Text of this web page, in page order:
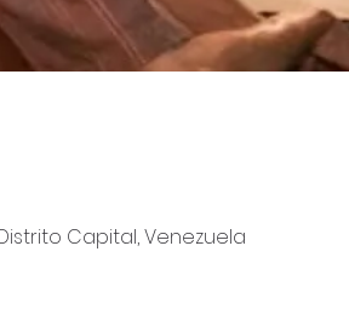
Capital, Venezuela